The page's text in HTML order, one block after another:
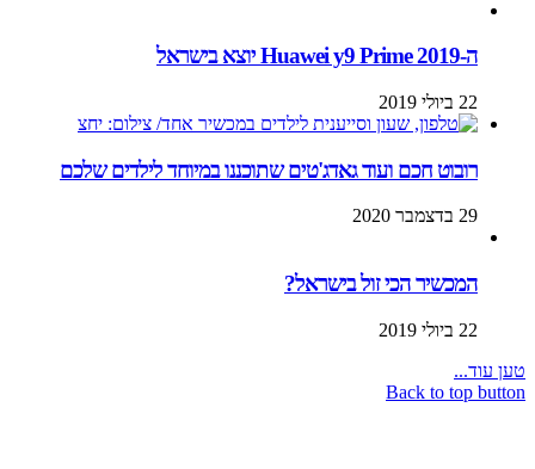
ה-Huawei y9 Prime 2019 יוצא בישראל
22 ביולי 2019
רובוט חכם ועוד גאדג'טים שתוכננו במיוחד לילדים שלכם
29 בדצמבר 2020
המכשיר הכי זול בישראל?
22 ביולי 2019
טען עוד...
Back to top button